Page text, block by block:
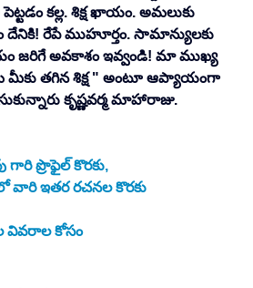
కల్ల. శిక్ష ఖాయం. అమలుకు
రేపే ముహూర్తం. సామాన్యులకు
అవకాశం ఇవ్వండి! మా ముఖ్య
తగిన శిక్ష " అంటూ ఆప్యాయంగా
కృష్ణవర్మ మాహారాజు.
గారి ప్రొఫైల్ కొరకు,
వారి ఇతర రచనల కొరకు
వివరాల కోసం